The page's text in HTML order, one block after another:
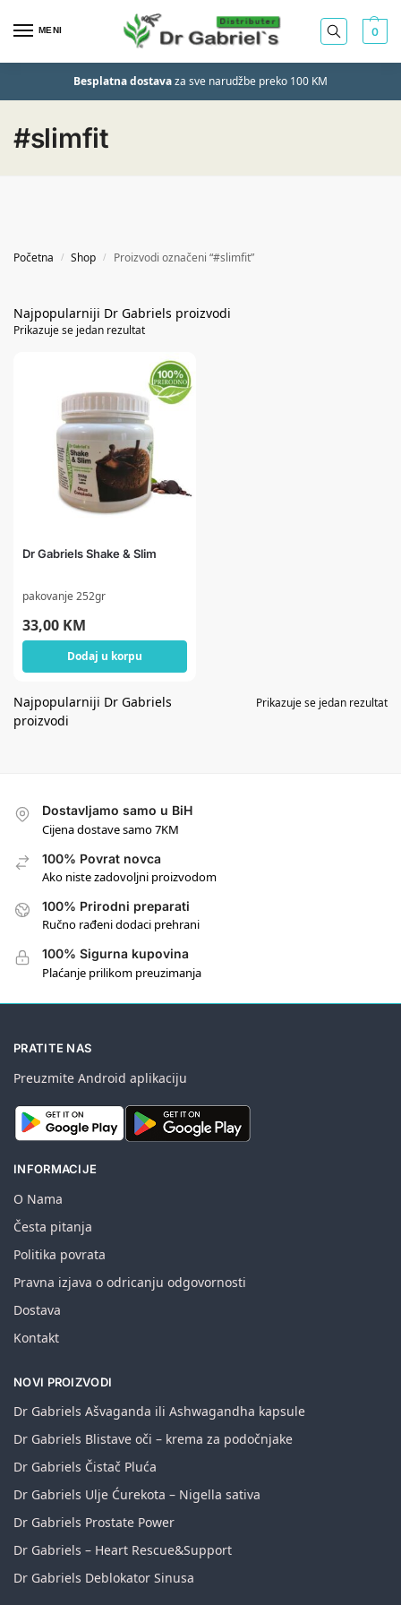
MENI 0
Besplatna dostavaza sve narudžbe preko 100 KM
#slimfit
Početna / Shop / Proizvodi označeni “#slimfit”
Prikazuje se jedan rezultat
Dr Gabriels Shake & Slim
pakovanje 252gr
33,00 KM
Dodaj u korpu
Prikazuje se jedan rezultat
Dostavljamo samo u BiH
Cijena dostave samo 7KM
100% Povrat novca
Ako niste zadovoljni proizvodom
100% Prirodni preparati
Ručno rađeni dodaci prehrani
100% Sigurna kupovina
Plaćanje prilikom preuzimanja
PRATITE NAS
Preuzmite Android aplikaciju
INFORMACIJE
O Nama
Česta pitanja
Politika povrata
Pravna izjava o odricanju odgovornosti
Dostava
Kontakt
NOVI PROIZVODI
Dr Gabriels Ašvaganda ili Ashwagandha kapsule
Dr Gabriels Blistave oči – krema za podočnjake
Dr Gabriels Čistač Pluća
Dr Gabriels Ulje Ćurekota – Nigella sativa
Dr Gabriels Prostate Power
Dr Gabriels – Heart Rescue&Support
Dr Gabriels Deblokator Sinusa